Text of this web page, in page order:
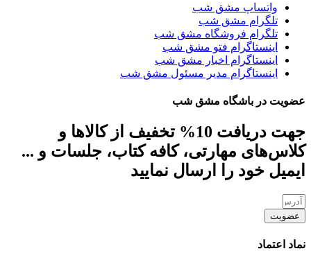
واتساپ مشق شب
تلگرام مشق شب
تلگرام فروشگاه مشق شب
اینستاگرام فتو مشق شب
اینستاگرام اخبار مشق شب
اینستاگرام مدیر مسئول مشق شب
عضویت در باشگاه مشق شب
جهت دریافت 10% تخفیف از کالاها و
کلاس‌های مهارتی، کافه کتاب، جلسات و ...
ایمیل خود را ارسال نمایید
عضویت
نماد اعتماد